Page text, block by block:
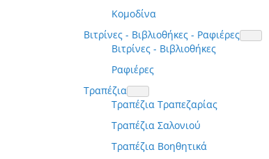
Κομοδίνα
Βιτρίνες - Βιβλιοθήκες - Ραφιέρες
Βιτρίνες - Βιβλιοθήκες
Ραφιέρες
Τραπέζια
Τραπέζια Τραπεζαρίας
Τραπέζια Σαλονιού
Τραπέζια Βοηθητικά